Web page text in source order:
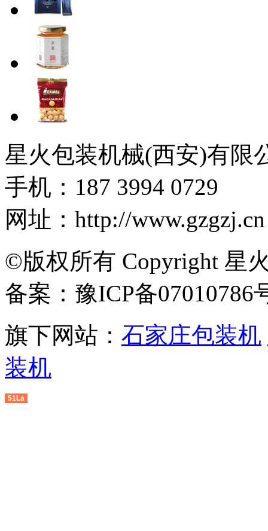
星火包装机械(西安)有限
手机：187 3994 0729
网址：http://www.gzgzj.cn
©版权所有 Copyright 星
备案：豫ICP备07010786
旗下网站： 石家庄包装机
装机
51La